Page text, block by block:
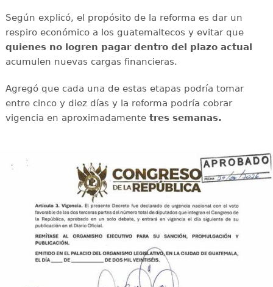
Según explicó, el propósito de la reforma es dar un
respiro económico a los guatemaltecos y evitar que
quienes no logren pagar dentro del plazo actual
acumulen nuevas cargas financieras.
Agregó que cada una de estas etapas podría tomar
entre cinco y diez días y la reforma podría cobrar
vigencia en aproximadamente tres semanas.